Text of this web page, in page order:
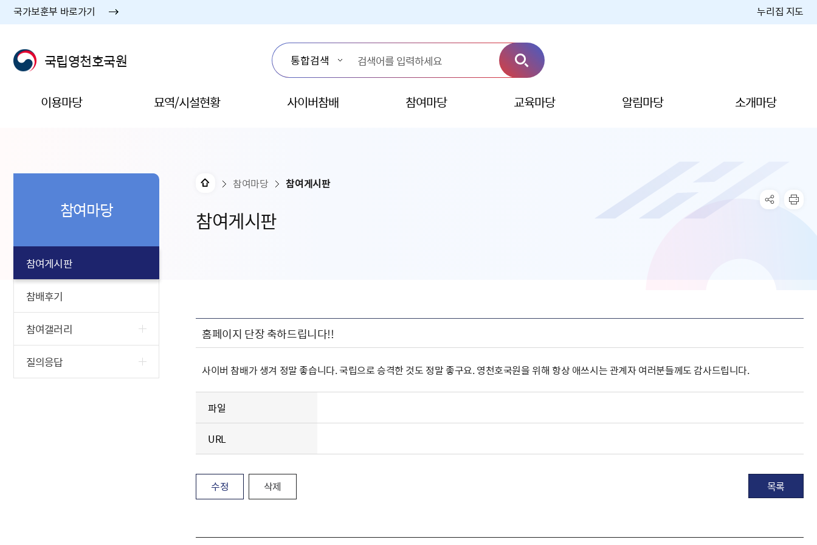
국가보훈부 바로가기 누리집 지도
국립영천호국원
이용마당 묘역/시설현황 사이버참배 참여마당 교육마당 알림마당 소개마당
참여게시판
참여마당 참여게시판
참여마당
참여게시판
참배후기
참여갤러리
질의응답
홈페이지 단장 축하드립니다!!
사이버 참배가 생겨 정말 좋습니다. 국립으로 승격한 것도 정말 좋구요. 영천호국원을 위해 항상 애쓰시는 관계자 여러분들께도 감사드립니다.
파일
URL
수정 삭제 목록